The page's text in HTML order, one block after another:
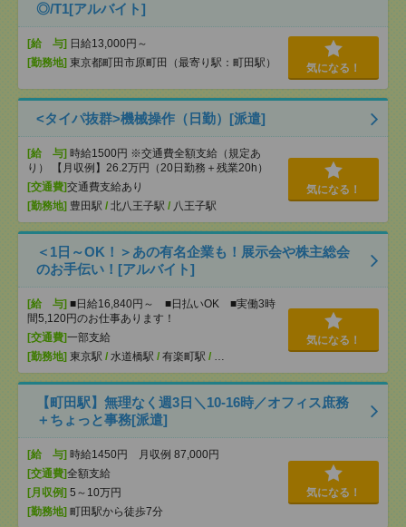
◎/T1[アルバイト]
[給 与] 日給13,000円～
[勤務地] 東京都町田市原町田（最寄り駅：町田駅） 気になる！
<タイパ抜群>機械操作（日勤）[派遣]
[給 与] 時給1500円 ※交通費全額支給（規定あ
り） 【月収例】26.2万円（20日勤務＋残業20h）
[交通費]交通費支給あり
[勤務地] 豊田駅 / 北八王子駅 / 八王子駅
気になる！
＜1日～OK！＞あの有名企業も！展示会や株主総会
のお手伝い！[アルバイト]
[給 与] ■日給16,840円～ ■日払いOK ■実働3時
間5,120円のお仕事あります！
[交通費]一部支給
[勤務地] 東京駅 / 水道橋駅 / 有楽町駅 / …
気になる！
【町田駅】無理なく週3日＼10-16時／オフィス庶務
＋ちょっと事務[派遣]
[給 与] 時給1450円 月収例 87,000円
[交通費]全額支給
[月収例] 5～10万円
[勤務地] 町田駅から徒歩7分
気になる！